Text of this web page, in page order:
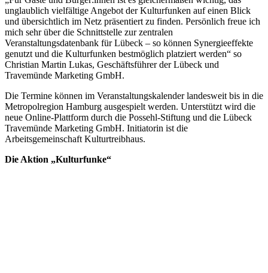
unglaublich vielfältige Angebot der Kulturfunken auf einen Blick
und übersichtlich im Netz präsentiert zu finden. Persönlich freue ich
mich sehr über die Schnittstelle zur zentralen
Veranstaltungsdatenbank für Lübeck – so können Synergieeffekte
genutzt und die Kulturfunken bestmöglich platziert werden“ so
Christian Martin Lukas, Geschäftsführer der Lübeck und
Travemünde Marketing GmbH.
Die Termine können im Veranstaltungskalender landesweit bis in die
Metropolregion Hamburg ausgespielt werden. Unterstützt wird die
neue Online-Plattform durch die Possehl-Stiftung und die Lübeck
Travemünde Marketing GmbH. Initiatorin ist die
Arbeitsgemeinschaft Kulturtreibhaus.
Die Aktion „Kulturfunke“